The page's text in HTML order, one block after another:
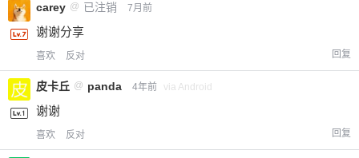
carey @ 已注销 7月前
谢谢分享
喜欢 反对 回复
皮卡丘 @ panda 4年前 via Android
谢谢
喜欢 反对 回复